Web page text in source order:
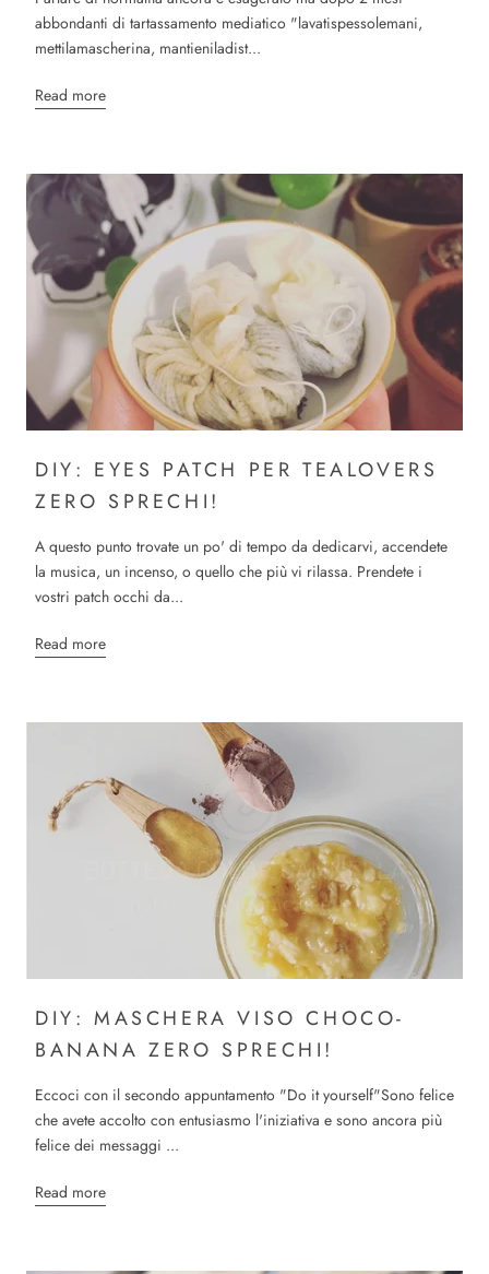
abbondanti di tartassamento mediatico "lavatispessolemani,
mettilamascherina, mantieniladist...
Read more
DIY: EYES PATCH PER TEALOVERS
ZERO SPRECHI!
A questo punto trovate un po' di tempo da dedicarvi, accendete
la musica, un incenso, o quello che più vi rilassa. Prendete i
vostri patch occhi da...
Read more
DIY: MASCHERA VISO CHOCO-
BANANA ZERO SPRECHI!
Eccoci con il secondo appuntamento "Do it yourself"Sono felice
che avete accolto con entusiasmo l'iniziativa e sono ancora più
felice dei messaggi ...
Read more